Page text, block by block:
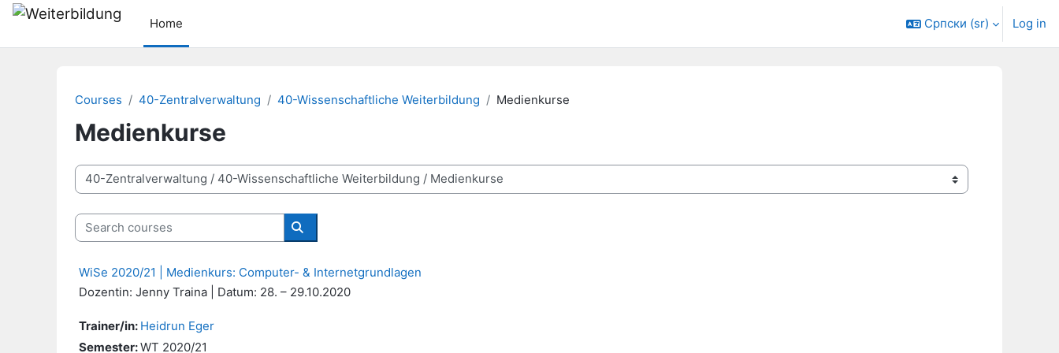
Skip to main content
Home
Српски ‎(sr)‎ Log in
Courses 40-Zentralverwaltung 40-Wissenschaftliche Weiterbildung Medienkurse
Medienkurse
Course categories
Search courses
Search courses
WiSe 2020/21 | Medienkurs: Computer- & Internetgrundlagen
Dozentin: Jenny Traina | Datum: 28. – 29.10.2020
Trainer/in: Heidrun Eger
Semester:WT 2020/21